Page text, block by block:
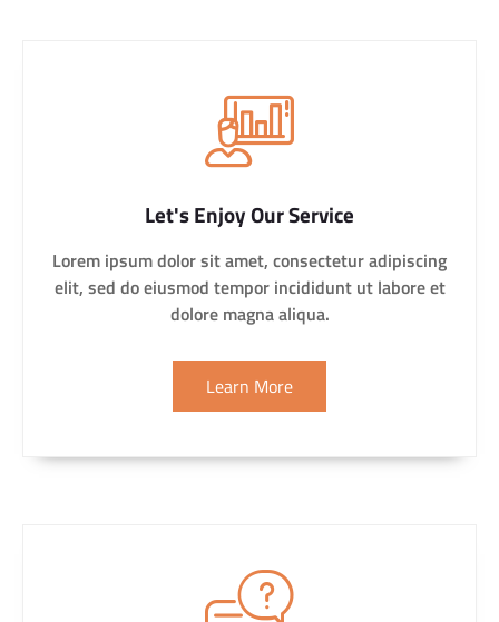
Let's Enjoy Our Service
Lorem ipsum dolor sit amet, consectetur adipiscing
elit, sed do eiusmod tempor incididunt ut labore et
dolore magna aliqua.
Learn More